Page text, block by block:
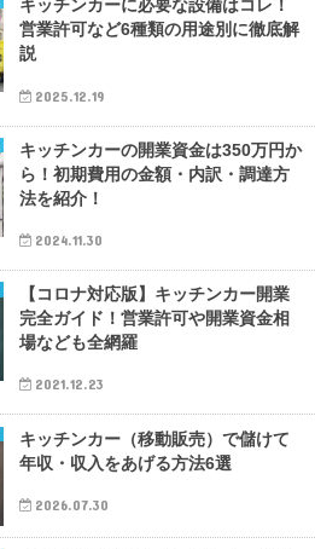
キッチンカーに必要な設備はコレ！
営業許可など6種類の用途別に徹底解
説
2025.12.19
キッチンカーの開業資金は350万円か
ら！初期費用の金額・内訳・調達方
法を紹介！
2024.11.30
【コロナ対応版】キッチンカー開業
完全ガイド！営業許可や開業資金相
場なども全網羅
2021.12.23
キッチンカー（移動販売）で儲けて
年収・収入をあげる方法6選
2026.07.30